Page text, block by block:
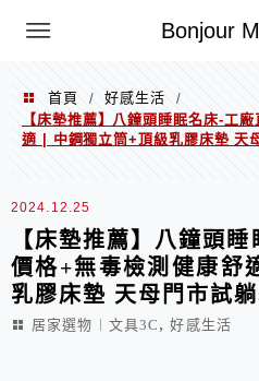
Bonjour
選單
首頁 / 好感生活
/
【床墊推薦】八鐘頭睡眠名床-工
適 | 中鋼獨立筒+頂級乳膠床墊 天
2024.12.25
【床墊推薦】八鐘頭
價格+無毒檢測健康舒
乳膠床墊 天母門市試
居家選物︱文具3C ,好感生活